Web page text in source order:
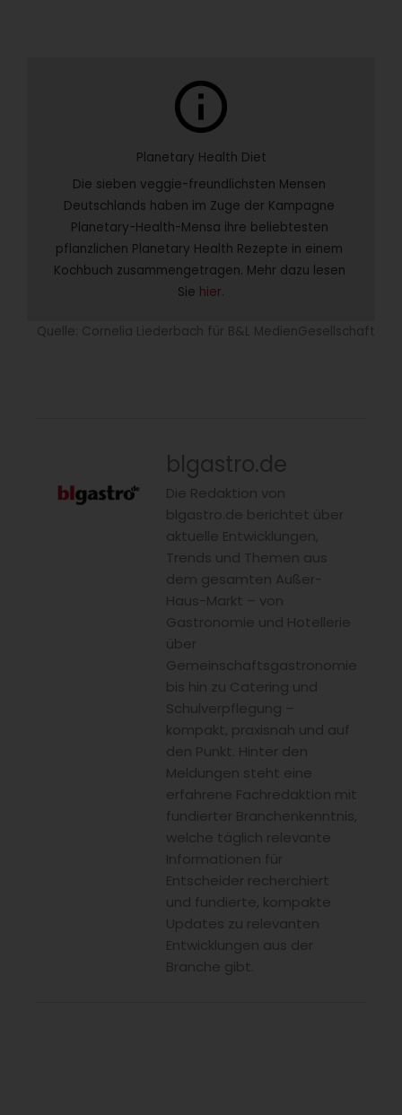
info
Planetary Health Diet
Die sieben veggie-freundlichsten Mensen
Deutschlands haben im Zuge der Kampagne
Planetary-Health-Mensa ihre beliebtesten
pflanzlichen Planetary Health Rezepte in einem
Kochbuch zusammengetragen. Mehr dazu lesen
Sie hier.
Quelle: Cornelia Liederbach für B&L MedienGesellschaft
blgastro.de
Die Redaktion von
blgastro.de berichtet über
aktuelle Entwicklungen,
Trends und Themen aus
dem gesamten Außer-
Haus-Markt – von
Gastronomie und Hotellerie
über
Gemeinschaftsgastronomie
bis hin zu Catering und
Schulverpflegung –
kompakt, praxisnah und auf
den Punkt. Hinter den
Meldungen steht eine
erfahrene Fachredaktion mit
fundierter Branchenkenntnis,
welche täglich relevante
Informationen für
Entscheider recherchiert
und fundierte, kompakte
Updates zu relevanten
Entwicklungen aus der
Branche gibt.